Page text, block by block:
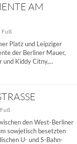
AM
Fuß
Platz und Leipziger
der Berliner Mauer,
Kiddy Citny,...
den West-Berliner
sowjetisch besetzten
U- und S-Bahn-